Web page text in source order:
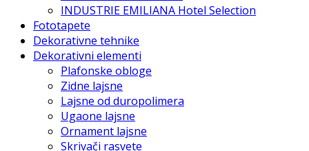
INDUSTRIE EMILIANA Hotel Selection
Fototapete
Dekorativne tehnike
Dekorativni elementi
Plafonske obloge
Zidne lajsne
Lajsne od duropolimera
Ugaone lajsne
Ornament lajsne
Skrivači rasvete